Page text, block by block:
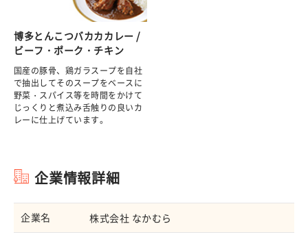
博多とんこつバカカカレー /
ビーフ・ポーク・チキン
国産の豚骨、鶏ガラスープを自社
で抽出してそのスープをベースに
野菜・スパイス等を時間をかけて
じっくりと煮込み舌触りの良いカ
レーに仕上げています。
企業情報詳細
企業名 株式会社 なかむら